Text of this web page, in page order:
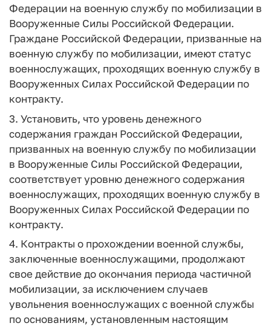
Федерации на военную службу по мобилизации в
Вооруженные Силы Российской Федерации.
Граждане Российской Федерации, призванные на
военную службу по мобилизации, имеют статус
военнослужащих, проходящих военную службу в
Вооруженных Силах Российской Федерации по
контракту.
3. Установить, что уровень денежного
содержания граждан Российской Федерации,
призванных на военную службу по мобилизации
в Вооруженные Силы Российской Федерации,
соответствует уровню денежного содержания
военнослужащих, проходящих военную службу в
Вооруженных Силах Российской Федерации по
контракту.
4. Контракты о прохождении военной службы,
заключенные военнослужащими, продолжают
свое действие до окончания периода частичной
мобилизации, за исключением случаев
увольнения военнослужащих с военной службы
по основаниям, установленным настоящим